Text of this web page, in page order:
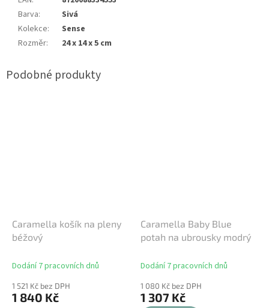
Barva:
Sivá
Kolekce:
Sense
Rozměr: 24 x 14 x 5 cm
Caramella košík na pleny
béžový
Dodání 7 pracovních dnů
1 521 Kč bez DPH
1 840 Kč
Caramella Baby Blue
potah na ubrousky modrý
Dodání 7 pracovních dnů
1 080 Kč bez DPH
1 307 Kč